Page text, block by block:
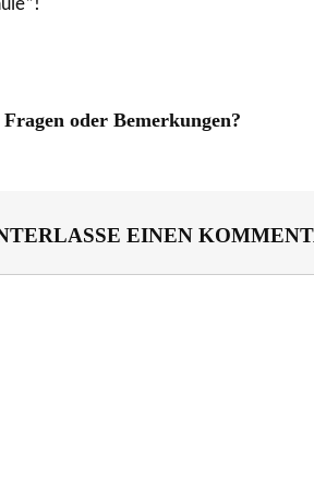
oder Bemerkungen?
EINEN